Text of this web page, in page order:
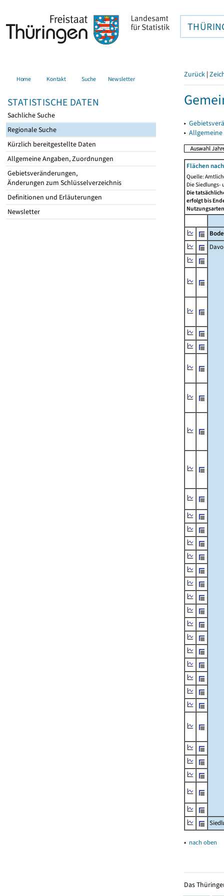
Home Kontakt Suche Newsletter
STATISTISCHE DATEN
Sachliche Suche
Regionale Suche
Kürzlich bereitgestellte Daten
Allgemeine Angaben, Zuordnungen
Gebietsveränderungen,
Änderungen zum Schlüsselverzeichnis
Definitionen und Erläuterungen
Newsletter
Zurück |
▸
▸
Flächen
Quelle:
Die Siedlungs-
Die
erfolgt bis
▴ nach oben
Das